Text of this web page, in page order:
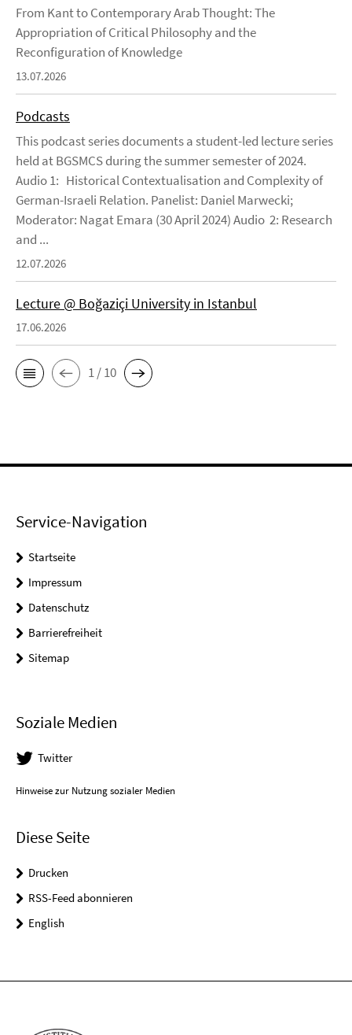
From Kant to Contemporary Arab Thought: The
Appropriation of Critical Philosophy and the
Reconfiguration of Knowledge
13.07.2026
Podcasts
This podcast series documents a student-led lecture series
held at BGSMCS during the summer semester of 2024.
Audio 1: Historical Contextualisation and Complexity of
German-Israeli Relation. Panelist: Daniel Marwecki;
Moderator: Nagat Emara (30 April 2024) Audio 2: Research
and ...
12.07.2026
Lecture @ Boğaziçi University in Istanbul
17.06.2026
1 / 10
Service-Navigation
Startseite
Impressum
Datenschutz
Barrierefreiheit
Sitemap
Soziale Medien
Twitter
Hinweise zur Nutzung sozialer Medien
Diese Seite
Drucken
RSS-Feed abonnieren
English